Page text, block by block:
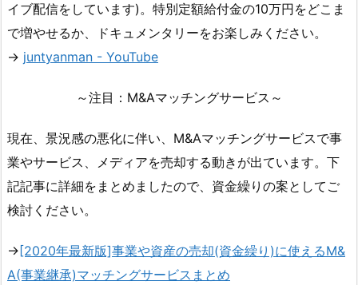
イブ配信をしています)。特別定額給付金の10万円をどこま
で増やせるか、ドキュメンタリーをお楽しみください。
→ juntyanman - YouTube
～注目：M&Aマッチングサービス～
現在、景況感の悪化に伴い、M&Aマッチングサービスで事
業やサービス、メディアを売却する動きが出ています。下
記記事に詳細をまとめましたので、資金繰りの案としてご
検討ください。
→[2020年最新版]事業や資産の売却(資金繰り)に使えるM&
A(事業継承)マッチングサービスまとめ